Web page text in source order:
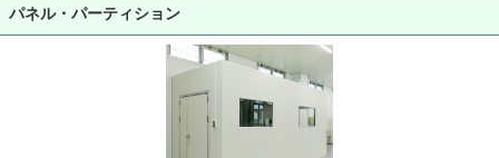
パネル・パーティション